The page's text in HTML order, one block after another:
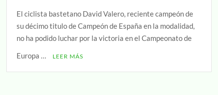
El ciclista bastetano David Valero, reciente campeón de
su décimo titulo de Campeón de España en la modalidad,
no ha podido luchar por la victoria en el Campeonato de
Europa …
LEER MÁS